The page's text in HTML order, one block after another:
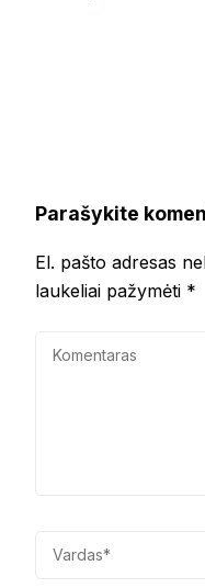
Parašykite
El. pašto adresas
laukeliai pažymėti *